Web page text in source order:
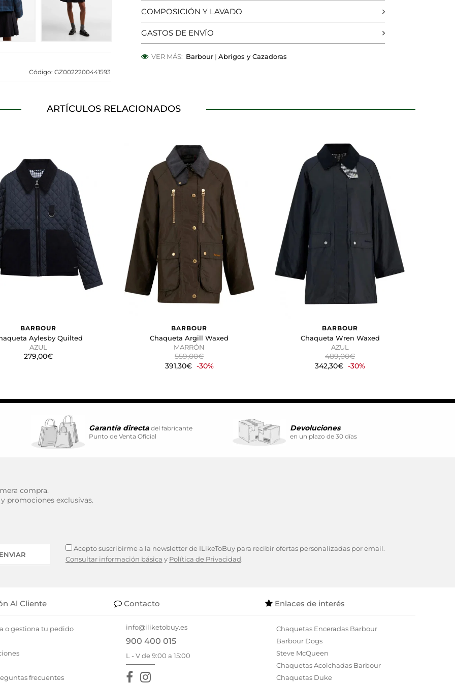
Código: GZ0022200441593
COMPOSICIÓN Y LAVADO
GASTOS DE ENVÍO
VER MÁS: Barbour | Abrigos y Cazadoras
ARTÍCULOS RELACIONADOS
BARBOUR
Aylesby Quilted
AZUL
279,00€
BARBOUR
Chaqueta Argill Waxed
MARRÓN
559,00€
391,30€ -30%
BARBOUR
Chaqueta Wren Waxed
AZUL
489,00€
342,30€ -30%
Garantía directadel fabricante
Punto de Venta Oficial
Devoluciones
en un plazo de 30 días
compra.
promociones exclusivas.
Acepto suscribirme a la newsletter de ILikeToBuy para recibir ofertas personalizadas por email.
Consultar información básica y Política de Privacidad.
Al Cliente
o gestiona tu pedido
frecuentes
Contacto
info@iliketobuy.es
900 400 015
L - V de 9:00 a 15:00
Enlaces de interés
Chaquetas Enceradas Barbour
Barbour Dogs
Steve McQueen
Chaquetas Acolchadas Barbour
Chaquetas Duke
qué páginas son las más o menos visitadas, y cómo los visitantes navegan por el sitio. Toda la
cookies es agregada y, por lo tanto, es anónima.
web recordar información que cambia la forma en que la página se comporta o el
preferido o la región en la que usted se encuentra.
a los visitantes en las páginas web. La intención es mostrar anuncios relevantes y